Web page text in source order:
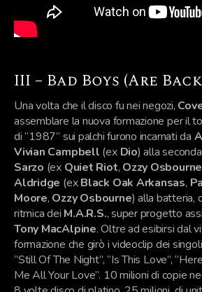
III – Bad Boys (Are
Una volta che il disco fu nei negozi,
assemblare la nuova formazione per il
di “1987” sui palchi furono incarnati da
Vivian Campbell (ex Dio) alla
Sarzo (ex Quiet Riot, Ozzy Osbourne
Aldridge (exBlack Oak Arkansas,
Moore, Ozzy Osbourne) alla batteria,
ritmica dei M.A.R.S., super progetto
Tony MacAlpine. Oltre ad esibirsi dal
formazione che girò i videoclip dei
“Still Of The Night”, “Is This Love”,
Me All Your Love”. 10 milioni di copie